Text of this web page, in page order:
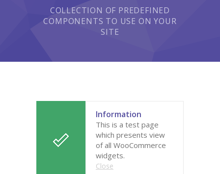
-- Foglalkozásaink
-- Tehetségműhelyeink
COLLECTION OF PREDEFINED
COMPONENTS TO USE ON YOUR
SITE
Information
This is a test page
which presents view
of all WooCommerce
widgets.
Close